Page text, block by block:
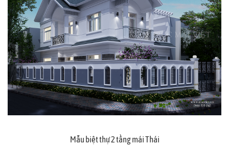
Mẫu biệt thự 2 tầng mái Thái